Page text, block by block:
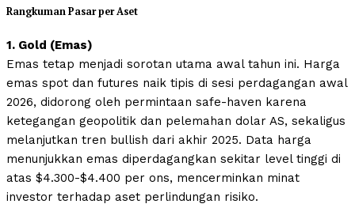
Rangkuman Pasar per Aset
1. Gold (Emas)
Emas tetap menjadi sorotan utama awal tahun ini. Harga
emas spot dan futures naik tipis di sesi perdagangan awal
2026, didorong oleh permintaan safe-haven karena
ketegangan geopolitik dan pelemahan dolar AS, sekaligus
melanjutkan tren bullish dari akhir 2025. Data harga
menunjukkan emas diperdagangkan sekitar level tinggi di
atas $4.300-$4.400 per ons, mencerminkan minat
investor terhadap aset perlindungan risiko.